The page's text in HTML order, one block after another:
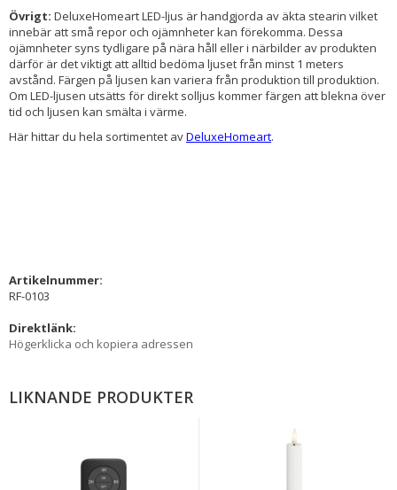
Övrigt: DeluxeHomeart LED-ljus är handgjorda av äkta stearin vilket
innebär att små repor och ojämnheter kan förekomma. Dessa
ojämnheter syns tydligare på nära håll eller i närbilder av produkten
därför är det viktigt att alltid bedöma ljuset från minst 1 meters
avstånd. Färgen på ljusen kan variera från produktion till produktion.
Om LED-ljusen utsätts för direkt solljus kommer färgen att blekna över
tid och ljusen kan smälta i värme.
Här hittar du hela sortimentet avDeluxeHomeart.
Artikelnummer:
RF-0103
Direktlänk:
Högerklicka och kopiera adressen
LIKNANDE PRODUKTER